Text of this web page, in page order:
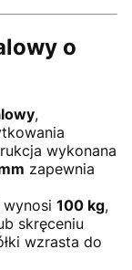
o
,
wykonana
zapewnia
wynosi 100 kg,
skręceniu
wzrasta do